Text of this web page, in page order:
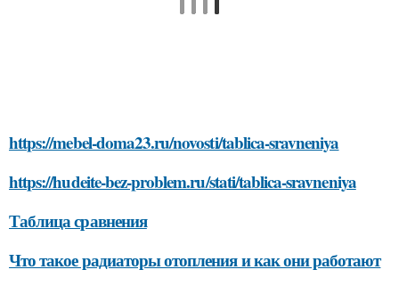
https://mebel-doma23.ru/novosti/tablica-sravneniya
https://hudeite-bez-problem.ru/stati/tablica-sravneniya
Таблица сравнения
Что такое радиаторы отопления и как они работают